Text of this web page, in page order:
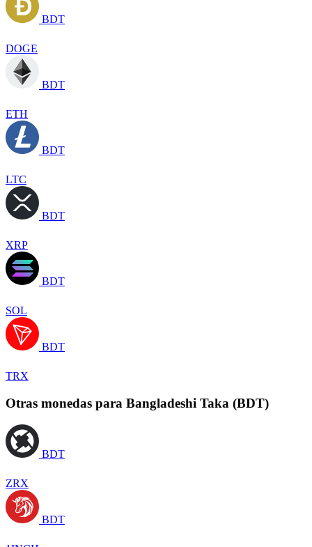
BDT
DOGE
BDT
ETH
BDT
LTC
BDT
XRP
BDT
SOL
BDT
TRX
Otras monedas para Bangladeshi Taka (BDT)
BDT
ZRX
BDT